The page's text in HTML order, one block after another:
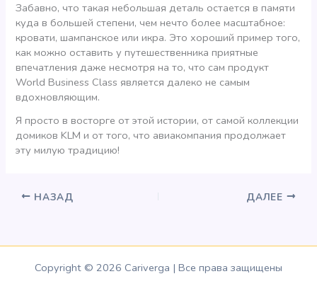
Забавно, что такая небольшая деталь остается в памяти
куда в большей степени, чем нечто более масштабное:
кровати, шампанское или икра. Это хороший пример того,
как можно оставить у путешественника приятные
впечатления даже несмотря на то, что сам продукт
World Business Class является далеко не самым
вдохновляющим.
Я просто в восторге от этой истории, от самой коллекции
домиков KLM и от того, что авиакомпания продолжает
эту милую традицию!
НАЗАД ДАЛЕЕ
Copyright © 2026 Cariverga | Все права защищены